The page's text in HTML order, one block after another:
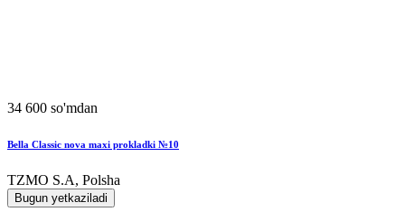
34 600 so'mdan
Bella Classic nova maxi prokladki №10
TZMO S.A, Polsha
Bugun yetkaziladi